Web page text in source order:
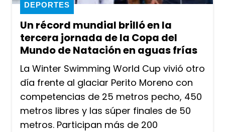
Un récord mundial brilló en la
tercera jornada de la Copa del
Mundo de Natación en aguas frías
DEPORTES
La Winter Swimming World Cup vivió otro
día frente al glaciar Perito Moreno con
competencias de 25 metros pecho, 450
metros libres y las súper finales de 50
metros. Participan más de 200